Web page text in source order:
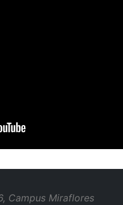
Campus Miraflores